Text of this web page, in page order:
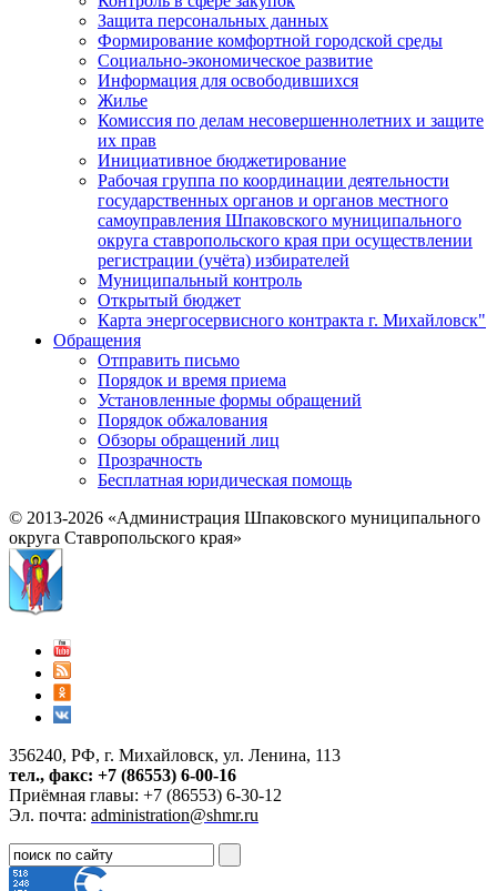
Защита персональных данных
Формирование комфортной городской среды
Социально-экономическое развитие
Информация для освободившихся
Жилье
Комиссия по делам несовершеннолетних и защите
их прав
Инициативное бюджетирование
Рабочая группа по координации деятельности
государственных органов и органов местного
самоуправления Шпаковского муниципального
округа ставропольского края при осуществлении
регистрации (учёта) избирателей
Муниципальный контроль
Открытый бюджет
Карта энергосервисного контракта г. Михайловск"
Обращения
Отправить письмо
Порядок и время приема
Установленные формы обращений
Порядок обжалования
Обзоры обращений лиц
Прозрачность
Бесплатная юридическая помощь
© 2013-2026 «Администрация Шпаковского муниципального
округа Ставропольского края»
356240, РФ, г. Михайловск, ул. Ленина, 113
тел., факс: +7 (86553) 6-00-16
Приёмная главы: +7 (86553) 6-30-12
Эл. почта: administration@shmr.ru